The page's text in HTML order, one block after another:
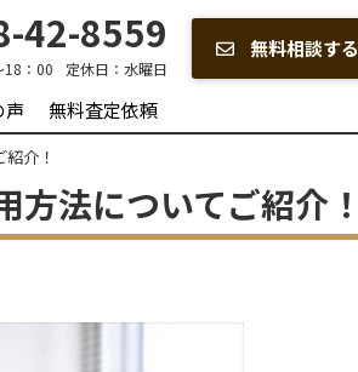
42-8559
18：00 定休日： 水曜日
無料相談する
声 無料査定依頼
介！
法についてご紹介！